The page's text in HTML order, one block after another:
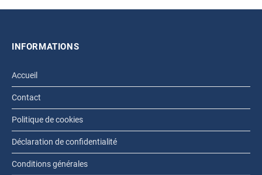
INFORMATIONS
Accueil
Contact
Politique de cookies
Déclaration de confidentialité
Conditions générales